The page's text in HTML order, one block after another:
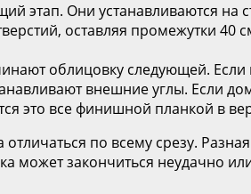
этап. Они устанавливаются на
оставляя промежутки
облицовку следующей.
внешние углы. Если
это все финишной планкой в
по всему срезу.
может закончиться неудачно